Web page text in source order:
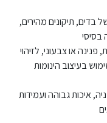
בדים, תיקונים מהירים,
בסיסי
פנינה או צבעוני, לזיהוי
בעיצוב הינומות
איכות גבוהה ועמידות